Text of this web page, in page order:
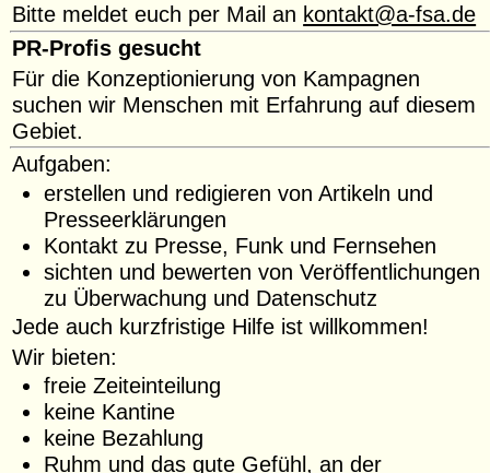
Bitte meldet euch per Mail an kontakt@a-fsa.de
PR-Profis gesucht
Für die Konzeptionierung von Kampagnen
suchen wir Menschen mit Erfahrung auf diesem
Gebiet.
Aufgaben:
erstellen und redigieren von Artikeln und
Presseerklärungen
Kontakt zu Presse, Funk und Fernsehen
sichten und bewerten von Veröffentlichungen
zu Überwachung und Datenschutz
Jede auch kurzfristige Hilfe ist willkommen!
Wir bieten:
freie Zeiteinteilung
keine Kantine
keine Bezahlung
Ruhm und das gute Gefühl, an der